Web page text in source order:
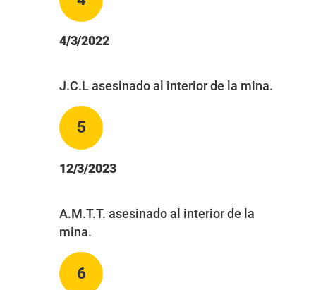
4/3/2022
J.C.L asesinado al interior de la mina.
5
12/3/2023
A.M.T.T. asesinado al interior de la
mina.
6